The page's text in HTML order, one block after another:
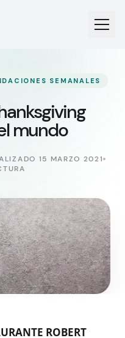
SEMANALES
mundo
15 MARZO 2021
ROBERT